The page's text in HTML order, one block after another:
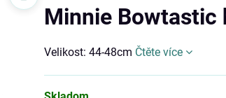
Minnie Bowtastic
Velikost: 44-48cm Čtěte více